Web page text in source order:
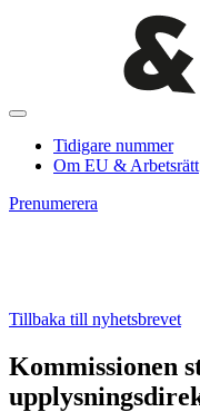
Tidigare nummer
Om EU & Arbetsrätt
Prenumerera
Tillbaka till nyhetsbrevet
Kommissionen